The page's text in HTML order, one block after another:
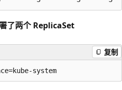
了两个 ReplicaSet
复制